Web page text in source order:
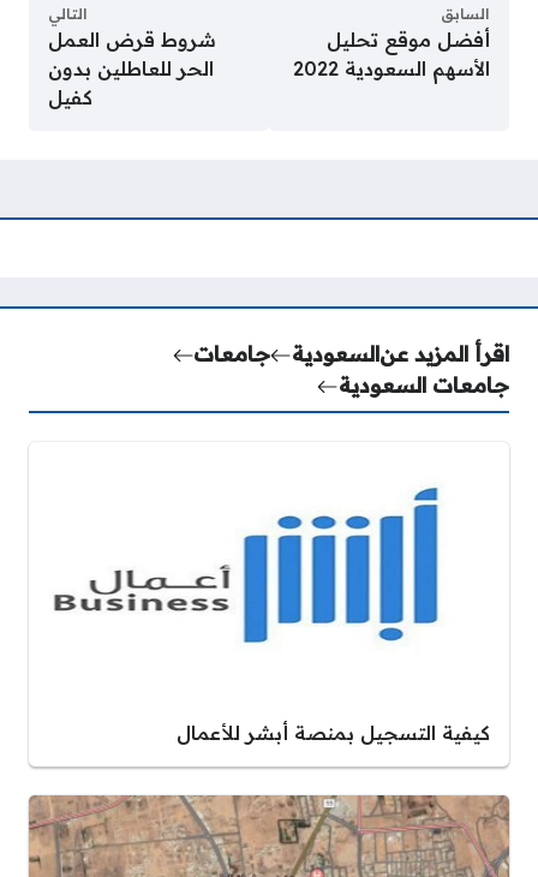
السابق
أفضل موقع تحليل
الأسهم السعودية 2022
التالي
شروط قرض العمل
الحر للعاطلين بدون
كفيل
اقرأ المزيد عنالسعودية
جامعات
جامعات السعودية
كيفية التسجيل بمنصة أبشر للأعمال